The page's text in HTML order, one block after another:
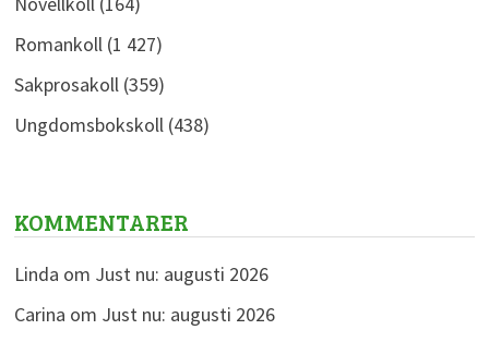
Romankoll(1 427)
Sakprosakoll(359)
Ungdomsbokskoll(438)
KOMMENTARER
Linda om Just nu: augusti 2026
Carina om Just nu: augusti 2026